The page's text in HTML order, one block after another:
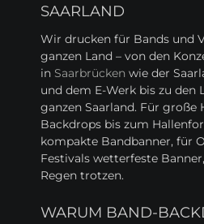
SAARLAND
Wir drucken für Bands und
ganzen Land – von den
in Saarbrücken wie der
und dem E-Werk bis zu den
ganzen Saarland. Für große
Backdrops bis zum
kompakte Bandbanner, für
Festivals wetterfeste
Regen trotzen.
WARUM BAND-